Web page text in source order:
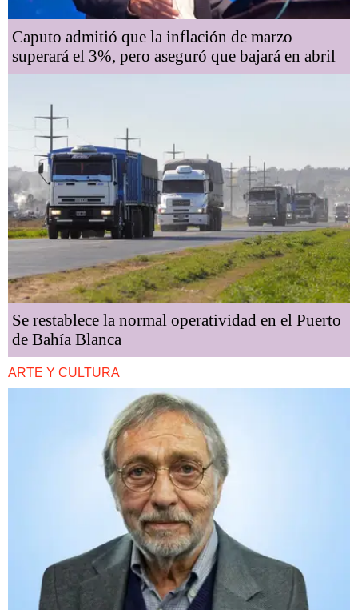
Caputo admitió que la inflación de marzo
superará el 3%, pero aseguró que bajará en abril
Se restablece la normal operatividad en el Puerto
de Bahía Blanca
ARTE Y CULTURA